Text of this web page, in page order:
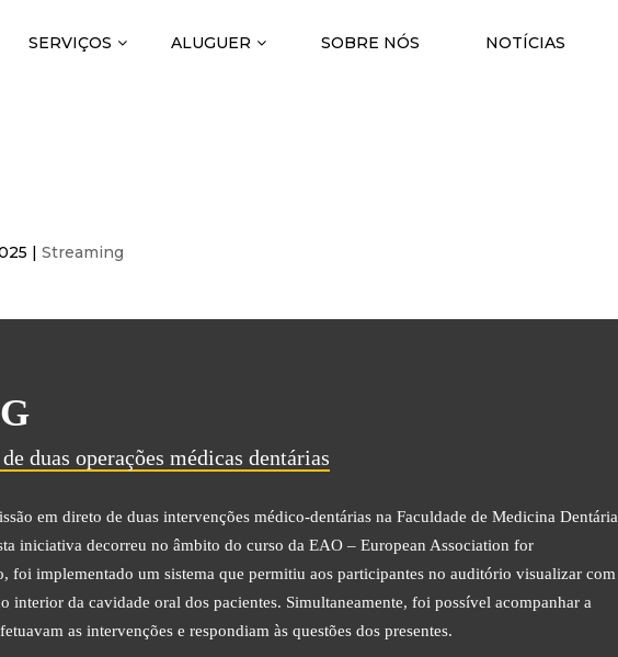
SERVIÇOS ALUGUER SOBRE NÓS NOTÍCIAS
|Streaming
duas operações médicas dentárias
em direto de duas intervenções médico-dentárias na Faculdade de Medicina Dentária
iniciativa decorreu no âmbito do curso da EAO – European Association for
foi implementado um sistema que permitiu aos participantes no auditório visualizar com
interior da cavidade oral dos pacientes. Simultaneamente, foi possível acompanhar a
as intervenções e respondiam às questões dos presentes.